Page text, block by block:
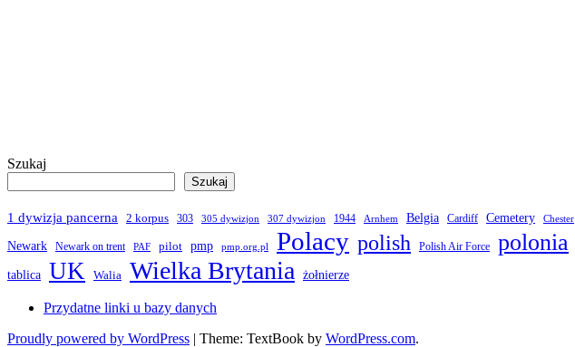
Szukaj
Szukaj
1 dywizja pancerna 2 korpus 303 305 dywizjon 307 dywizjon 1944 Arnhem Belgia Cardiff Cemetery Chester
Newark Newark on trent PAF pilot pmp pmp.org.pl Polacy polish Polish Air Force polonia
tablica UK Walia Wielka Brytania żołnierze
Przydatne linki u bazy danych
Proudly powered by WordPress | Theme: TextBook by WordPress.com.